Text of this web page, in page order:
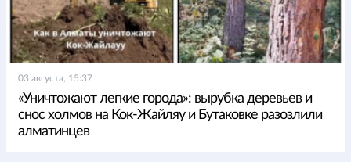
03 августа, 15:37
«Уничтожают легкие города»: вырубка деревьев и
снос холмов на Кок-Жайляу и Бутаковке разозлили
алматинцев